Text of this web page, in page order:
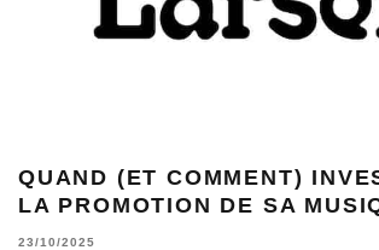
QUAND (ET COMMENT)
LA PROMOTION DE SA
23/10/2025